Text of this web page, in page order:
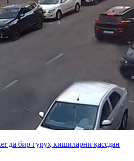
да бир гуруҳ кишиларни қассдан